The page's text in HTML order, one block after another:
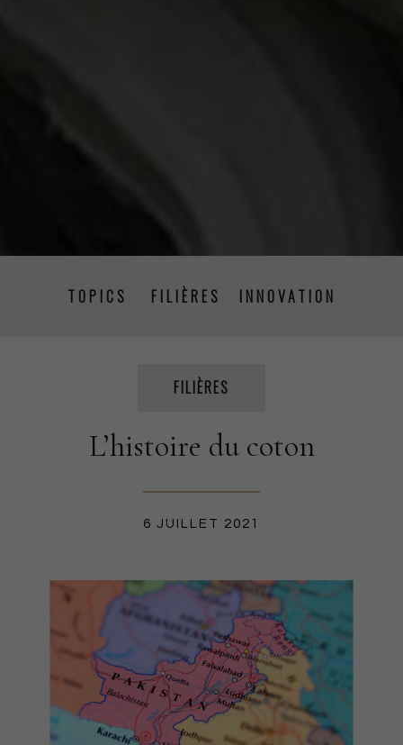
TOPICS FILIÈRES INNOVATION
ÉVÉNEMENTS
L’histoire du coton
FILIÈRES
6 JUILLET 2021